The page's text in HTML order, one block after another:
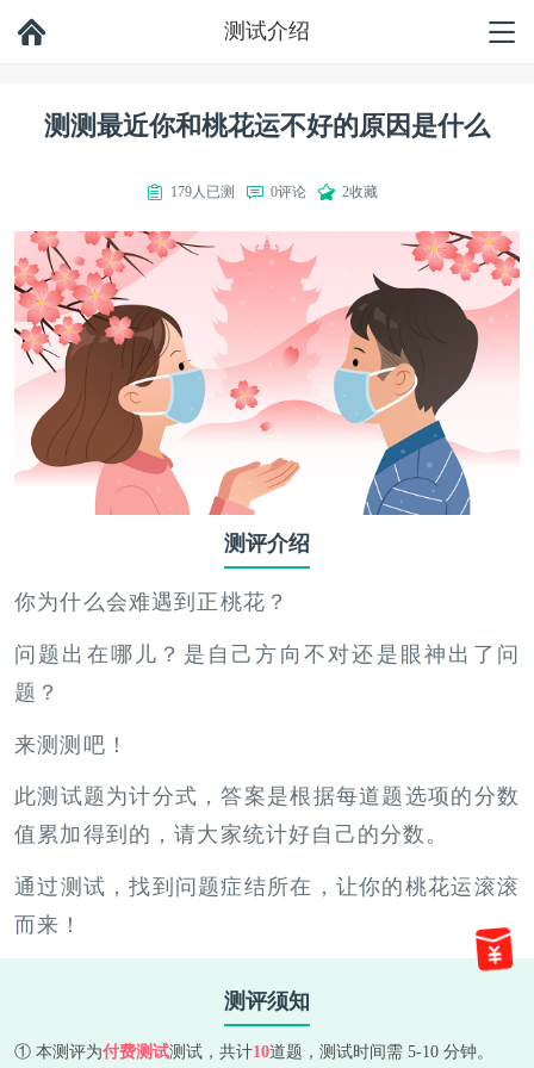
测试介绍
测测最近你和桃花运不好的原因是什么
179人已测 0评论 2收藏
测评介绍
你为什么会难遇到正桃花？
问题出在哪儿？是自己方向不对还是眼神出了问
题？
来测测吧！
此测试题为计分式，答案是根据每道题选项的分数
值累加得到的，请大家统计好自己的分数。
通过测试，找到问题症结所在，让你的桃花运滚滚
而来！
测评须知
① 本测评为付费测试测试，共计10道题，测试时间需 5-10 分钟。